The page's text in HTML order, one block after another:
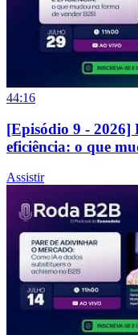
44:16
[Episódio 9 - 2026]
eficiência: o que
Assistir